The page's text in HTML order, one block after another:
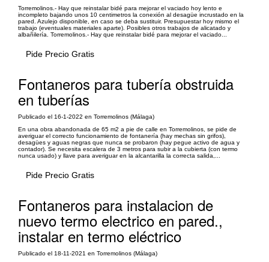
Torremolinos.- Hay que reinstalar bidé para mejorar el vaciado hoy lento e
incompleto bajando unos 10 centimetros la conexión al desagüe incrustado en la
pared. Azulejo disponible, en caso se deba sustituir. Presupuestar hoy mismo el
trabajo (eventuales materiales aparte). Posibles otros trabajos de alicatado y
albañilería. Torremolinos.- Hay que reinstalar bidé para mejorar el vaciado...
Pide Precio Gratis
Fontaneros para tubería obstruida
en tuberías
Publicado el 16-1-2022 en Torremolinos (Málaga)
En una obra abandonada de 65 m2 a pie de calle en Torremolinos, se pide de
averiguar el correcto funcionamiento de fontanería (hay mechas sin grifos),
desagües y aguas negras que nunca se probaron (hay pegue activo de agua y
contador). Se necesita escalera de 3 metros para subir a la cubierta (con termo
nunca usado) y llave para averiguar en la alcantarilla la correcta salida,...
Pide Precio Gratis
Fontaneros para instalacion de
nuevo termo electrico en pared.,
instalar en termo eléctrico
Publicado el 18-11-2021 en Torremolinos (Málaga)